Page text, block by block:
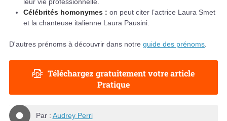
Célébrités homonymes : on peut citer l’actrice Laura Smet
et la chanteuse italienne Laura Pausini.
D'autres prénoms à découvrir dans notre guide des prénoms
Téléchargez gratuitement votre article
Pratique
Par : Audrey Perri